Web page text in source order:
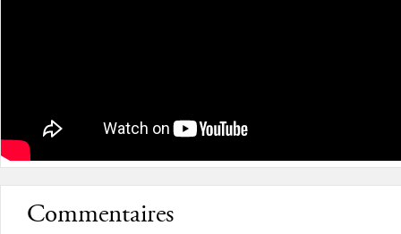
Commentaires